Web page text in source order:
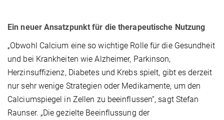
Ein neuer Ansatzpunkt für die therapeutische Nutzung
„Obwohl Calcium eine so wichtige Rolle für die Gesundheit
und bei Krankheiten wie Alzheimer, Parkinson,
Herzinsuffizienz, Diabetes und Krebs spielt, gibt es derzeit
nur sehr wenige Strategien oder Medikamente, um den
Calciumspiegel in Zellen zu beeinflussen“, sagt Stefan
Raunser. „Die gezielte Beeinflussung der